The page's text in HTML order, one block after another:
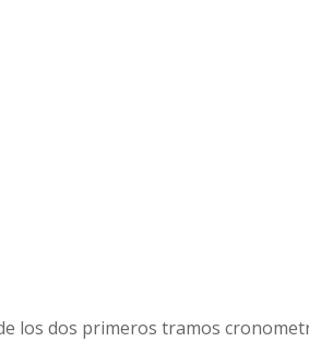
los dos primeros tramos